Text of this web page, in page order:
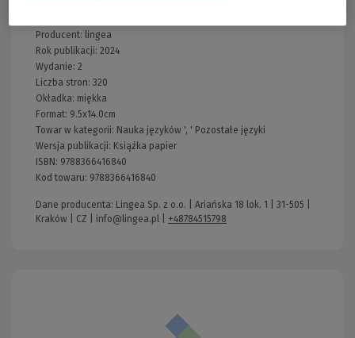
Wydawnictwo:lingea
Producent: lingea
Rok publikacji: 2024
Wydanie: 2
Liczba stron: 320
Okładka: miękka
Format: 9.5x14.0cm
Towar w kategorii: Nauka języków ', ' Pozostałe języki
Wersja publikacji: Książka papier
ISBN: 9788366416840
Kod towaru: 9788366416840
Dane producenta: Lingea Sp. z o.o. | Ariańska 18 lok. 1 | 31-505 |
Kraków | CZ | info@lingea.pl +48784515798